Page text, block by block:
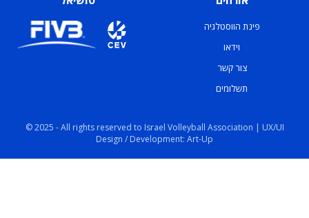
פינת הווסטלגיה
וידאו
צור קשר
תשלומים
© 2025 - All rights reserved to Israel Volleyball Association | UX/UI
Design / Development: Art-Up